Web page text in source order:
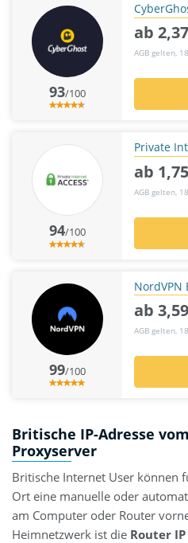
93/100
ab
AGB gelten,
94/100
Private
ab
AGB gelten,
99/100
NordVPN
ab
AGB gelten,
Britische IP-Adresse
Proxyserver
Britische Internet User können
Ort eine manuelle oder
am Computer oder Router
Heimnetzwerk ist die Router